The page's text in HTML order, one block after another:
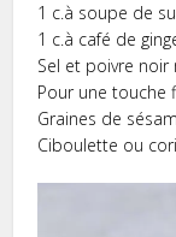
1 c.à soupe de
1 c.à café de
Sel et poivre noir
Pour une touche
Graines de
Ciboulette ou